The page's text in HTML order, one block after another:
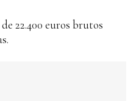
22.400 euros brutos